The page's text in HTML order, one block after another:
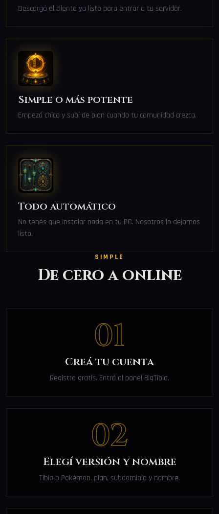
Descargá el cliente ya listo para entrar a tu servidor.
Simple o más potente
Empezá chico y subí de plan cuando tu comunidad crezca.
Todo automático
No tenés que instalar nada en tu PC. Nosotros lo dejamos
listo.
SIMPLE
De cero a online
01
Creá tu cuenta
Registro gratis. Entrá al panel BigTibia.
02
Elegí versión y nombre
Tibia o Pokémon, plan, subdominio y nombre.